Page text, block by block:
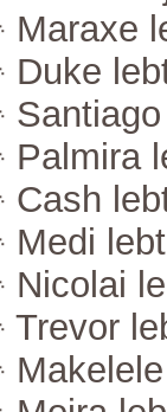
Maraxe
Duke
Palmira
Cash
Medi
Nicolai
Trevor